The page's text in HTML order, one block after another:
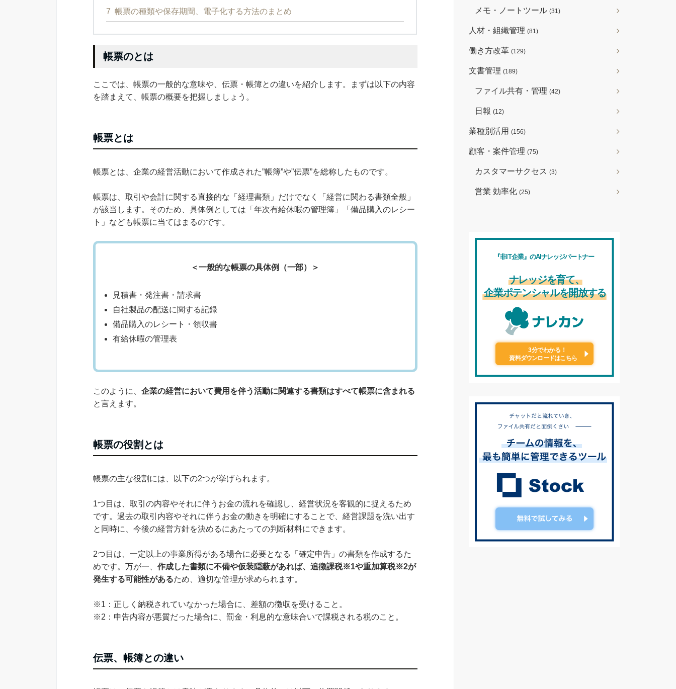
7 帳票の種類や保存期間、電子化する方法のまとめ
帳票のとは
ここでは、帳票の一般的な意味や、伝票・帳簿との違いを紹介します。まずは以下の内容
を踏まえて、帳票の概要を把握しましょう。
帳票とは
帳票とは、企業の経営活動において作成された”帳簿”や”伝票”を総称したものです。
帳票は、取引や会計に関する直接的な「経理書類」だけでなく「経営に関わる書類全般」
が該当します。そのため、具体例としては「年次有給休暇の管理簿」「備品購入のレシー
ト」なども帳票に当てはまるのです。
＜一般的な帳票の具体例（一部）＞
見積書・発注書・請求書
自社製品の配送に関する記録
備品購入のレシート・領収書
有給休暇の管理表
このように、 企業の経営において費用を伴う活動に関連する書類はすべて帳票に含まれる
と言えます。
帳票の役割とは
帳票の主な役割には、以下の2つが挙げられます。
1つ目は、取引の内容やそれに伴うお金の流れを確認し、経営状況を客観的に捉えるため
です。過去の取引内容やそれに伴うお金の動きを明確にすることで、経営課題を洗い出す
と同時に、今後の経営方針を決めるにあたっての判断材料にできます。
2つ目は、一定以上の事業所得がある場合に必要となる「確定申告」の書類を作成するた
めです。万が一、 作成した書類に不備や仮装隠蔽があれば、追徴課税※1や重加算税※2が
発生する可能性があるため、適切な管理が求められます。
※1：正しく納税されていなかった場合に、差額の徴収を受けること。
※2：申告内容が悪質だった場合に、罰金・利息的な意味合いで課税される税のこと。
伝票、帳簿との違い
メモ・ノートツール (31)
人材・組織管理 (81)
働き方改革 (129)
文書管理 (189)
ファイル共有・管理 (42)
日報 (12)
業種別活用 (156)
顧客・案件管理 (75)
カスタマーサクセス (3)
営業 効率化 (25)